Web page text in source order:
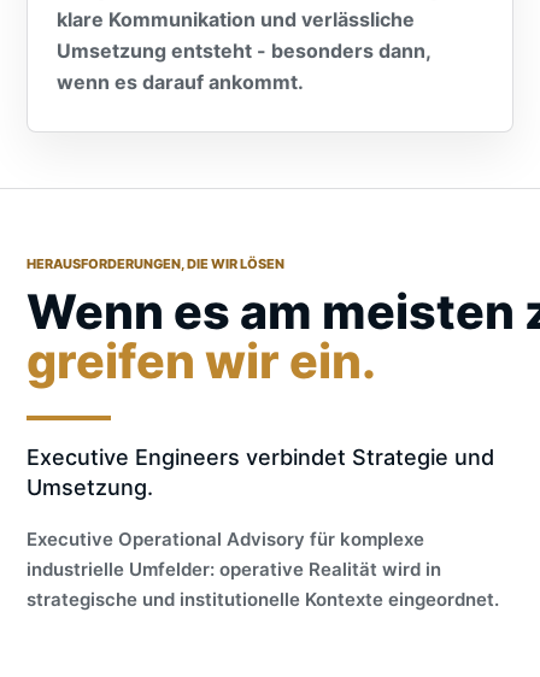
klare Kommunikation und verlässliche
Umsetzung entsteht - besonders dann,
wenn es darauf ankommt.
HERAUSFORDERUNGEN, DIE WIR LÖSEN
Wenn es am meisten
greifen wir ein.
Executive Engineers verbindet Strategie und
Umsetzung.
Executive Operational Advisory für komplexe
industrielle Umfelder: operative Realität wird in
strategische und institutionelle Kontexte eingeordnet.